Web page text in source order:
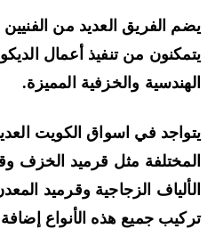
الفريق العديد من الفنيين
من تنفيذ أعمال الديكور
والخزفية المميزة.
في اسواق الكويت العديد
مثل قرميد الخزف
الزجاجية وقرميد المعدن
جميع هذه الأنواع إضافة إلى